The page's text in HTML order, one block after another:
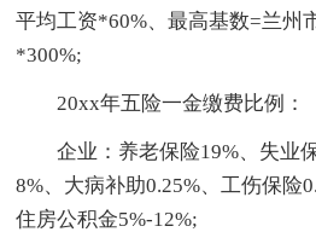
平均工资*60%、最高基数=兰州
*300%;
20xx年五险一金缴费比例：
企业：养老保险19%、失业保
8%、大病补助0.25%、工伤保险
住房公积金5%-12%;